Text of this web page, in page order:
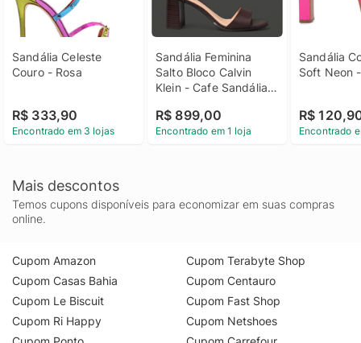
Sandália Celeste
Couro - Rosa
R$ 333,90
Encontrado em 3 lojas
Sandália Feminina
Salto Bloco Calvin
Klein - Cafe Sandália
Calvin Klein Cafe 37
R$ 899,00
Encontrado em 1 loja
Sandália
Soft Neon
R$
Encontrado
Mais descontos
Temos cupons disponíveis para economizar em suas compras
online.
Cupom Amazon
Cupom Casas Bahia
Cupom Le Biscuit
Cupom Ri Happy
Cupom Terabyte Shop
Cupom Centauro
Cupom Fast Shop
Cupom Netshoes